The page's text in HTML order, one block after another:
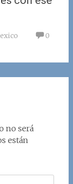
0
no será
están